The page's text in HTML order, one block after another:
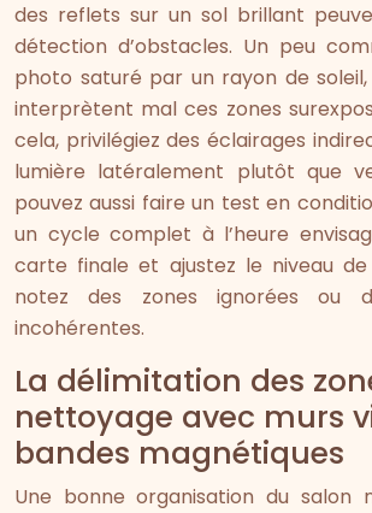
des reflets sur un sol brillant
détection d’obstacles. Un peu
photo saturé par un rayon de
interprètent mal ces zones
cela, privilégiez des éclairages
lumière latéralement plutôt que
pouvez aussi faire un test en
un cycle complet à l’heure
carte finale et ajustez le niveau de
notez des zones ignorées ou
incohérentes.
La délimitation des
nettoyage avec murs
bandes magnétiques
Une bonne organisation du salon